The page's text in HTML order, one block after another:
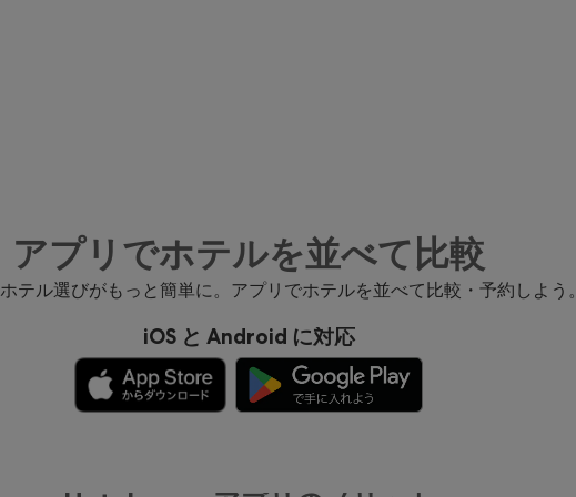
アプリでホテルを並べて比較
テル選びがもっと簡単に。アプリでホテルを並べて比較・予約しよう。
iOS と Android に対応